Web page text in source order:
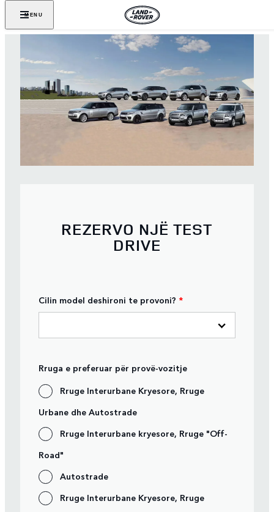
MENU
REZERVO NJË TEST
DRIVE
Cilin model deshironi te provoni? *
Rruga e preferuar për provë-vozitje
Rruge Interurbane Kryesore, Rruge
Urbane dhe Autostrade
Rruge Interurbane kryesore, Rruge "Off-
Road"
Autostrade
Rruge Interurbane Kryesore, Rruge